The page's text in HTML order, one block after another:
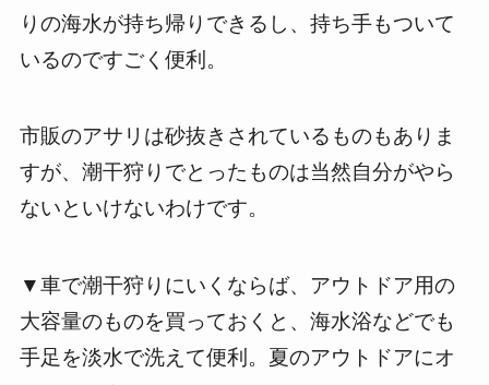
りの海水が持ち帰りできるし、持ち手もついて
いるのですごく便利。
市販のアサリは砂抜きされているものもありま
すが、潮干狩りでとったものは当然自分がやら
ないといけないわけです。
▼車で潮干狩りにいくならば、アウトドア用の
大容量のものを買っておくと、海水浴などでも
手足を淡水で洗えて便利。夏のアウトドアにオ